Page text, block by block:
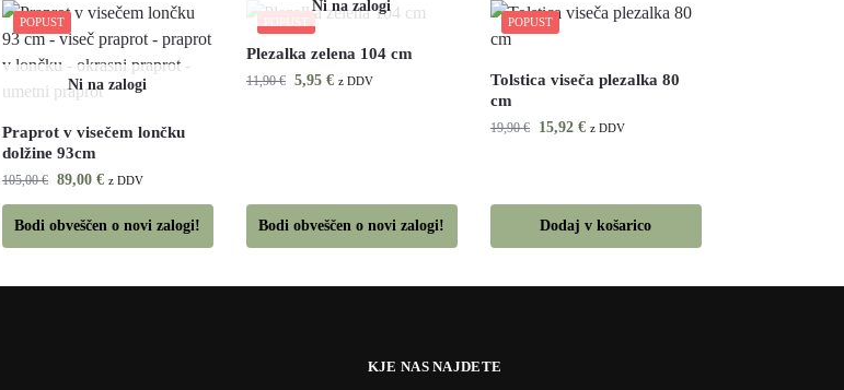
POPUST
Praprot v visečem lončku
dolžine 93cm
105,00€ 89,00 € z DDV
Bodi obveščen o novi zalogi!
POPUST
Plezalka zelena 104 cm
11,90€ 5,95 € z DDV
Bodi obveščen o novi zalogi!
POPUST
Tolstica viseča plezalka 80
cm
19,90€ 15,92 € z DDV
Dodaj v košarico
KJE NAS NAJDETE